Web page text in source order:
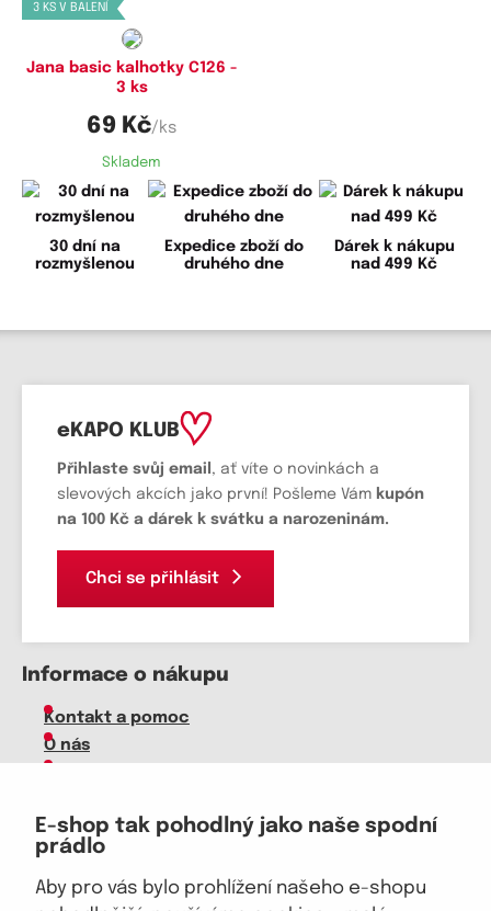
E-shop tak pohodlný jako naše spodní
prádlo
Aby pro vás bylo prohlížení našeho e-shopu
3 KS V BALENÍ
Jana basic kalhotky C126 -
3 ks
69 Kč/ks
Skladem
30 dní na
rozmyšlenou
Expedice zboží do
druhého dne
Dárek k nákupu
nad 499 Kč
eKAPO KLUB
Přihlaste svůj email , ať víte o novinkách a
slevových akcích jako první! Pošleme Vám kupón
na 100 Kč a dárek k svátku a narozeninám.
Chci se přihlásit
Informace o nákupu
Kontakt a pomoc
O nás
Velkoobchod
Vrácení zboží, reklamace
Obchodní podmínky